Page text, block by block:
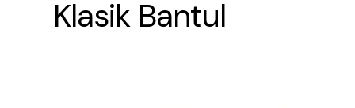
Klasik Bantul